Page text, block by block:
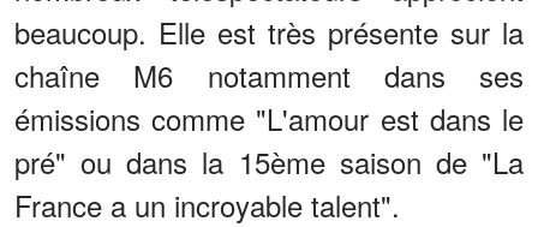
beaucoup. Elle est très présente sur la
chaîne M6 notamment dans ses
émissions comme "L'amour est dans le
pré" ou dans la 15ème saison de "La
France a un incroyable talent".